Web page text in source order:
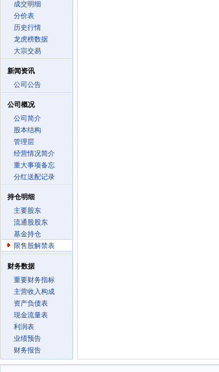
成交明细
分价表
历史行情
龙虎榜数据
大宗交易
新闻资讯
公司公告
公司概况
公司简介
股本结构
管理层
经营情况简介
重大事项备忘
分红送配记录
持仓明细
主要股东
流通股股东
基金持仓
限售股解禁表
财务数据
重要财务指标
主营收入构成
资产负债表
现金流量表
利润表
业绩预告
财务报告